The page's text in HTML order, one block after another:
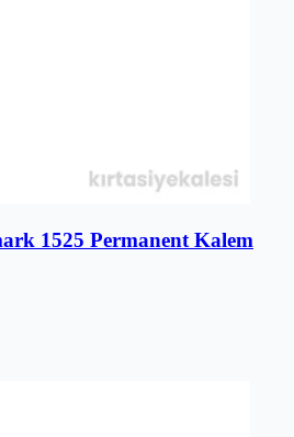
1525 Permanent Kalem